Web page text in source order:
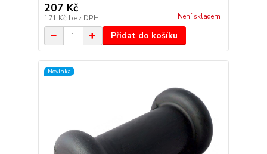
207 Kč
171 Kč bez DPH Není skladem
Přidat do košíku
Novinka